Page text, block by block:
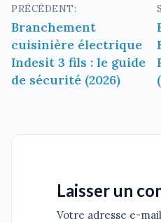
Navigation
de
l’article
PRÉCÉDENT:
Branchement
cuisinière électrique
Indesit 3 fils : le guide
de sécurité (2026)
Laisser un
Votre adresse e-